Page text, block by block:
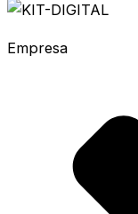
Empresa